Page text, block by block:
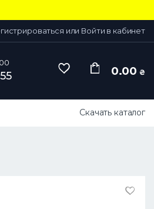
или Войти в кабинет
0.00 ₴
Скачать каталог